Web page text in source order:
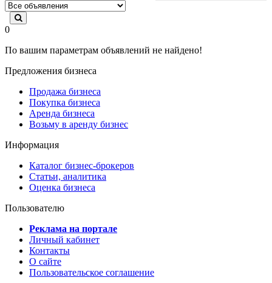
0
По вашим параметрам объявлений не найдено!
Предложения бизнеса
Продажа бизнеса
Покупка бизнеса
Аренда бизнеса
Возьму в аренду бизнес
Информация
Каталог бизнес-брокеров
Статьи, аналитика
Оценка бизнеса
Пользователю
Реклама на портале
Личный кабинет
Контакты
О сайте
Пользовательское соглашение